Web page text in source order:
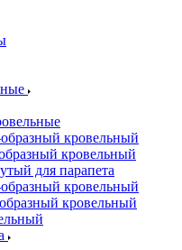
кровельный
кровельный
для парапета
кровельный
кровельный